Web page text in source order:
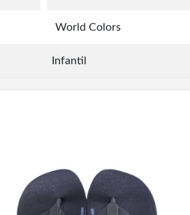
World Colors
Infantil